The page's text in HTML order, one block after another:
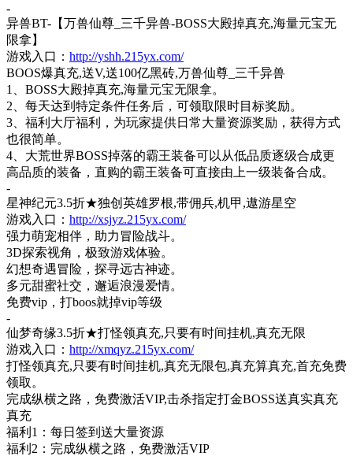
-
异兽BT-【万兽仙尊_三千异兽-BOSS大殿掉真充,海量元宝无
限拿】
游戏入口： http://yshh.215yx.com/
BOOS爆真充,送V,送100亿黑砖,万兽仙尊_三千异兽
1、BOSS大殿掉真充,海量元宝无限拿。
2、每天达到特定条件任务后，可领取限时目标奖励。
3、福利大厅福利，为玩家提供日常大量资源奖励，获得方式
也很简单。
4、大荒世界BOSS掉落的霸王装备可以从低品质逐级合成更
高品质的装备，直购的霸王装备可直接由上一级装备合成。
-
星神纪元3.5折★独创英雄罗根,带佣兵,机甲,遨游星空
游戏入口： http://xsjyz.215yx.com/
强力萌宠相伴，助力冒险战斗。
3D探索视角，极致游戏体验。
幻想奇遇冒险，探寻远古神迹。
多元甜蜜社交，邂逅浪漫爱情。
免费vip，打boos就掉vip等级
-
仙梦奇缘3.5折★打怪领真充,只要有时间挂机,真充无限
游戏入口： http://xmqyz.215yx.com/
打怪领真充,只要有时间挂机,真充无限包,真充算真充,首充免费
领取。
完成纵横之路，免费激活VIP,击杀指定打金BOSS送真实真充
真充
福利 1：每日签到送大量资源
福利 2：完成纵横之路，免费激活VIP